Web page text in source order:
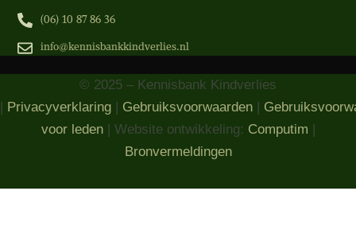
(06) 10 87 86 36‬
info@kennisbankkindverlies.nl
© 2025 – Kennisbank Kindverlies
| Privacyverklaring | Gebruiksvoorwaarden |
voor leden| Website ontwikkeling: Computim |
Bronvermeldingen